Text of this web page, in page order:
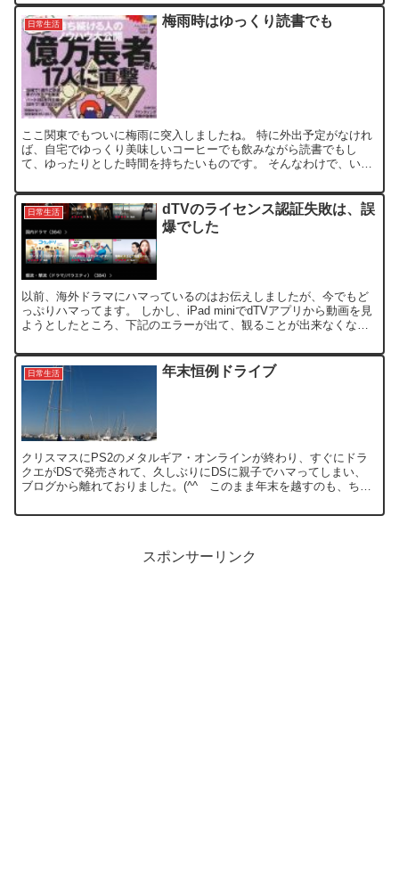
日常生活 梅雨時はゆっくり読書でも
ここ関東でもついに梅雨に突入しましたね。 特に外出予定がなけれ
ば、自宅でゆっくり美味しいコーヒーでも飲みながら読書でもし
て、ゆったりとした時間を持ちたいものです。 そんなわけで、いろ
日常生活
dTVのライセンス認証失敗は、誤
爆でした
以前、海外ドラマにハマっているのはお伝えしましたが、今でもど
っぷりハマってます。 しかし、iPad miniでdTVアプリから動画を見
ようとしたところ、下記のエラーが出て、観ることが出来なくなっ
日常生活 年末恒例ドライブ
クリスマスにPS2のメタルギア・オンラインが終わり、すぐにドラ
クエがDSで発売されて、久しぶりにDSに親子でハマってしまい、
ブログから離れておりました。(^^ゞこのまま年末を越すのも、ちょ
スポンサーリンク